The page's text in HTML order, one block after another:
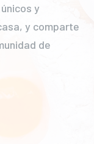
y
y comparte
de